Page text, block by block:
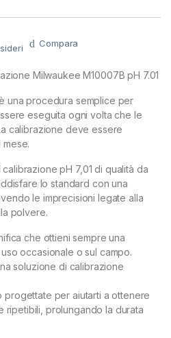
Compara
Milwaukee M10007B pH 7.01
una procedura semplice per
eseguita ogni volta che le
calibrazione deve essere
pH 7,01 di qualità da
lo standard con una
le imprecisioni legate alla
polvere.
che ottieni sempre una
occasionale o sul campo.
soluzione di calibrazione
progettate per aiutarti a ottenere
ripetibili, prolungando la durata